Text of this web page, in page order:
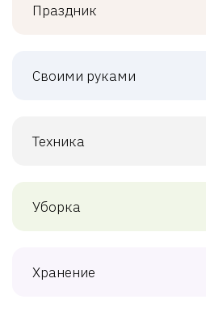
Праздник
Своими руками
Техника
Уборка
Хранение